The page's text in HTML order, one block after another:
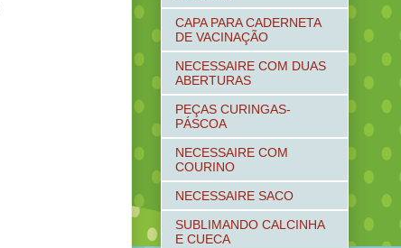
CAPA PARA CADERNETA
DE VACINAÇÃO
NECESSAIRE COM DUAS
ABERTURAS
PEÇAS CURINGAS-
PÁSCOA
NECESSAIRE COM
COURINO
NECESSAIRE SACO
SUBLIMANDO CALCINHA
E CUECA